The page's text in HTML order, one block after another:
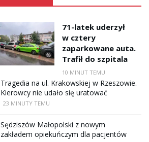
71-latek uderzył
w cztery
zaparkowane auta.
Trafił do szpitala
10 MINUT TEMU
Tragedia na ul. Krakowskiej w Rzeszowie.
Kierowcy nie udało się uratować
23 MINUTY TEMU
Sędziszów Małopolski z nowym
zakładem opiekuńczym dla pacjentów